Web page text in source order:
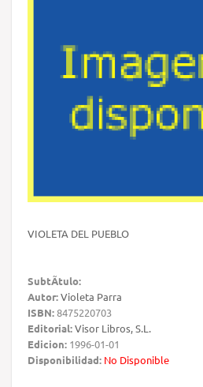
VIOLETA DEL PUEBLO
SubtÃ­tulo:
Autor:Violeta Parra
ISBN:8475220703
Editorial:Visor Libros, S.L.
Edicion: 1996-01-01
Disponibilidad: No Disponible